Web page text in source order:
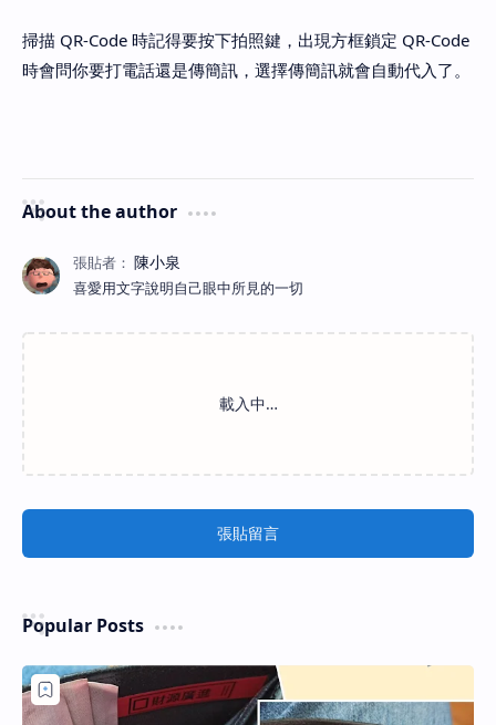
掃描 QR-Code 時記得要按下拍照鍵，出現方框鎖定 QR-Code
時會問你要打電話還是傳簡訊，選擇傳簡訊就會自動代入了。
About the author
喜愛用文字說明自己眼中所見的一切
張貼留言
Popular Posts